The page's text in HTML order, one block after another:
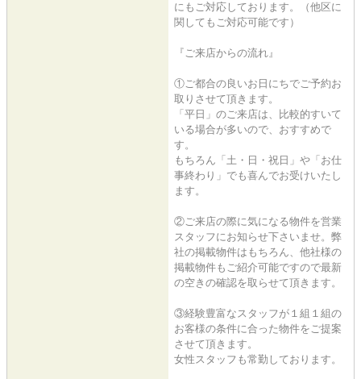
にもご対応しております。（他区に
関してもご対応可能です）
『ご来店からの流れ』
①ご都合の良いお日にちでご予約お
取りさせて頂きます。
「平日」のご来店は、比較的すいて
いる場合が多いので、おすすめで
す。
もちろん「土・日・祝日」や「お仕
事終わり」でも喜んでお受けいたし
ます。
②ご来店の際に気になる物件を営業
スタッフにお知らせ下さいませ。弊
社の掲載物件はもちろん、他社様の
掲載物件もご紹介可能ですので最新
の空きの確認を取らせて頂きます。
③経験豊富なスタッフが１組１組の
お客様の条件に合った物件をご提案
させて頂きます。
女性スタッフも常勤しております。